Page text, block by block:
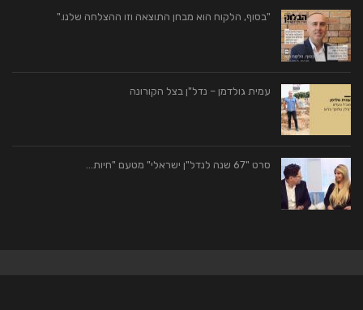
"בסוף, הלקוח הוא מבחן התוצאה וזו ההצלחה שלנו."
עמית גולדמן – נדל"ן בצל הקורונה
סרט "67 שנה לנדל"ן ישראלי" מטעם "חיות…